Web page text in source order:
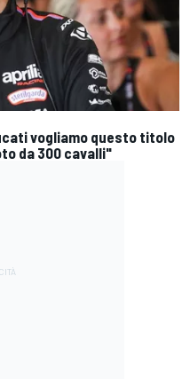
vogliamo questo titolo
da 300 cavalli"